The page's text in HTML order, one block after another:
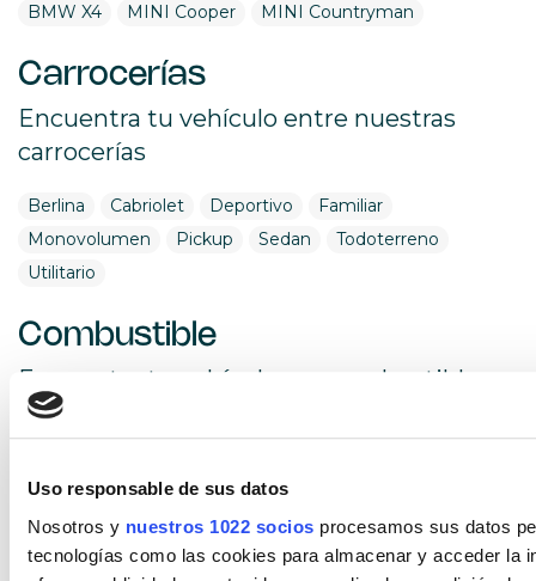
Uso responsable de sus datos
Nosotros y nuestros 1022 socios procesamos sus datos
tecnologías como las cookies para almacenar y acceder la
BMW X4
MINI Cooper MINI Countryman
Carrocerías
Encuentra tu vehículo entre nuestras
carrocerías
Berlina Cabriolet Deportivo
Familiar
Monovolumen
Pickup Sedan
Todoterreno
Utilitario
Combustible
Encuentra tu vehículo por combustible
Diésel Eléctrico Gasolina
Híbrido (Diesel)
Cambio
Encuentra tu vehículo por cambios